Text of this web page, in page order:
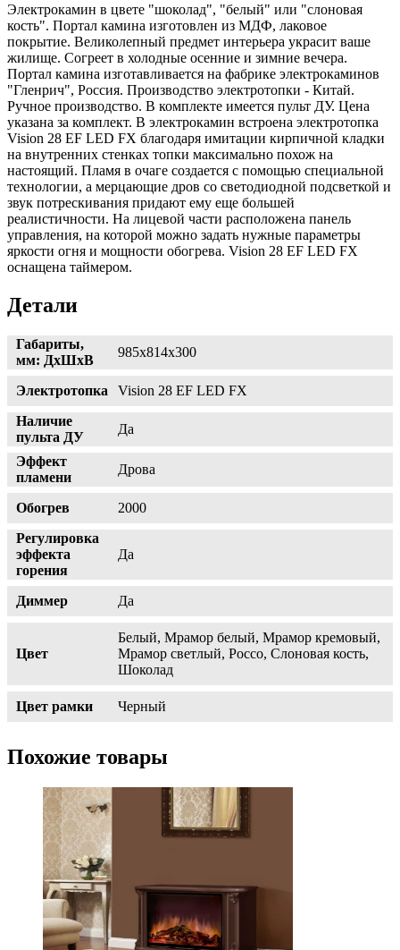
Электрокамин в цвете "шоколад", "белый" или "слоновая
кость". Портал камина изготовлен из МДФ, лаковое
покрытие. Великолепный предмет интерьера украсит ваше
жилище. Согреет в холодные осенние и зимние вечера.
Портал камина изготавливается на фабрике электрокаминов
"Гленрич", Россия. Производство электротопки - Китай.
Ручное производство. В комплекте имеется пульт ДУ. Цена
указана за комплект. В электрокамин встроена электротопка
Vision 28 EF LED FX благодаря имитации кирпичной кладки
на внутренних стенках топки максимально похож на
настоящий. Пламя в очаге создается с помощью специальной
технологии, а мерцающие дров со светодиодной подсветкой и
звук потрескивания придают ему еще большей
реалистичности. На лицевой части расположена панель
управления, на которой можно задать нужные параметры
яркости огня и мощности обогрева. Vision 28 EF LED FX
оснащена таймером.
Детали
Габариты,
мм: ДхШхВ
985х814х300
Электротопка
Vision 28 EF LED FX
Наличие
пульта ДУ
Да
Эффект
пламени
Дрова
Обогрев
2000
Регулировка
эффекта
горения
Да
Диммер Да
Цвет
Белый, Мрамор белый, Мрамор кремовый,
Мрамор светлый, Россо, Слоновая кость,
Шоколад
Цвет рамки Черный
Похожие товары